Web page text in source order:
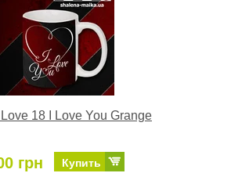
18 I Love You Grange
грн Купить